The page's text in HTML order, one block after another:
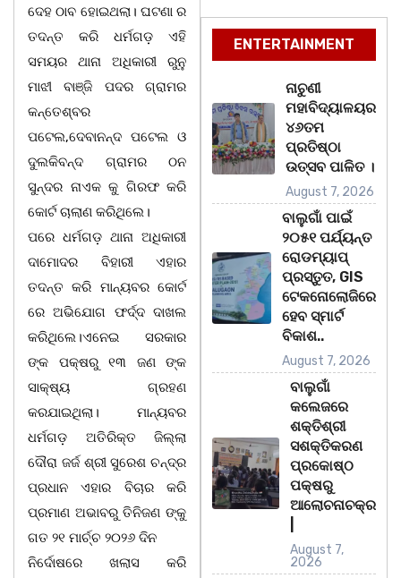
ଦେହ ଠାବ ହୋଇଥଲା। ଘଟଣା ର
ତଦନ୍ତ କରି ଧର୍ମଗଡ଼ ଏହି
ସମୟର ଥାନା ଅଧିକାରୀ ରୁନୁ
ମାଝୀ ବାଞ୍ଜି ପଦର ଗ୍ରାମର
କନ୍ତେଶ୍ବର
ପଟେଲ,ଦେବାନନ୍ଦ ପଟେଲ ଓ
ଦୁଲକିବନ୍ଦ ଗ୍ରାମର ଠନ
ସୁନ୍ଦର ନାଏକ କୁ ଗିରଫ କରି
କୋର୍ଟ ଚାଲାଣ କରିଥିଲେ।
ପରେ ଧର୍ମଗଡ଼ ଥାନା ଅଧିକାରୀ
ଦାମୋଦର ବିହାରୀ ଏହାର
ତଦନ୍ତ କରି ମାନ୍ୟବର କୋର୍ଟ
ରେ ଅଭିଯୋଗ ଫର୍ଦ୍ଦ ଦାଖଲ
କରିଥିଲେ।ଏନେଇ ସରକାର
ଙ୍କ ପକ୍ଷରୁ ୧୩ ଜଣ ଙ୍କ
ସାକ୍ଷ୍ୟ ଗ୍ରହଣ
କରଯାଇଥିଲା। ମାନ୍ୟବର
ଧର୍ମଗଡ଼ ଅତିରିକ୍ତ ଜିଲ୍ଲା
ଦୌରା ଜର୍ଜ ଶ୍ରୀ ସୁରେଶ ଚନ୍ଦ୍ର
ପ୍ରଧାନ ଏହାର ବିଚାର କରି
ପ୍ରମାଣ ଅଭାବରୁ ତିନିଜଣ ଙ୍କୁ
ଗତ ୨୧ ମାର୍ଚ୍ଚ ୨୦୨୬ ଦିନ
ନିର୍ଦୋଷରେ ଖଲାସ କରି
ENTERTAINMENT
ନାଚୁଣୀ
ମହାବିଦ୍ୟାଳୟର
୪୬ତମ
ପ୍ରତିଷ୍ଠା
ଉତ୍ସବ ପାଳିତ ।
August 7, 2026
ବାଲୁଗାଁ ପାଇଁ
୨୦୫୧ ପର୍ଯ୍ୟନ୍ତ
ରୋଡମ୍ୟାପ୍
ପ୍ରସ୍ତୁତ, GIS
ଟେକନୋଲୋଜିରେ
ହେବ ସ୍ମାର୍ଟ
ବିକାଶ..
August 7, 2026
ବାଲୁଗାଁ
କଲେଜରେ
ଶକ୍ତିଶ୍ରୀ
ସଶକ୍ତିକରଣ
ପ୍ରକୋଷ୍ଠ
ପକ୍ଷରୁ
ଆଲୋଚନାଚକ୍ର
August 7,
2026